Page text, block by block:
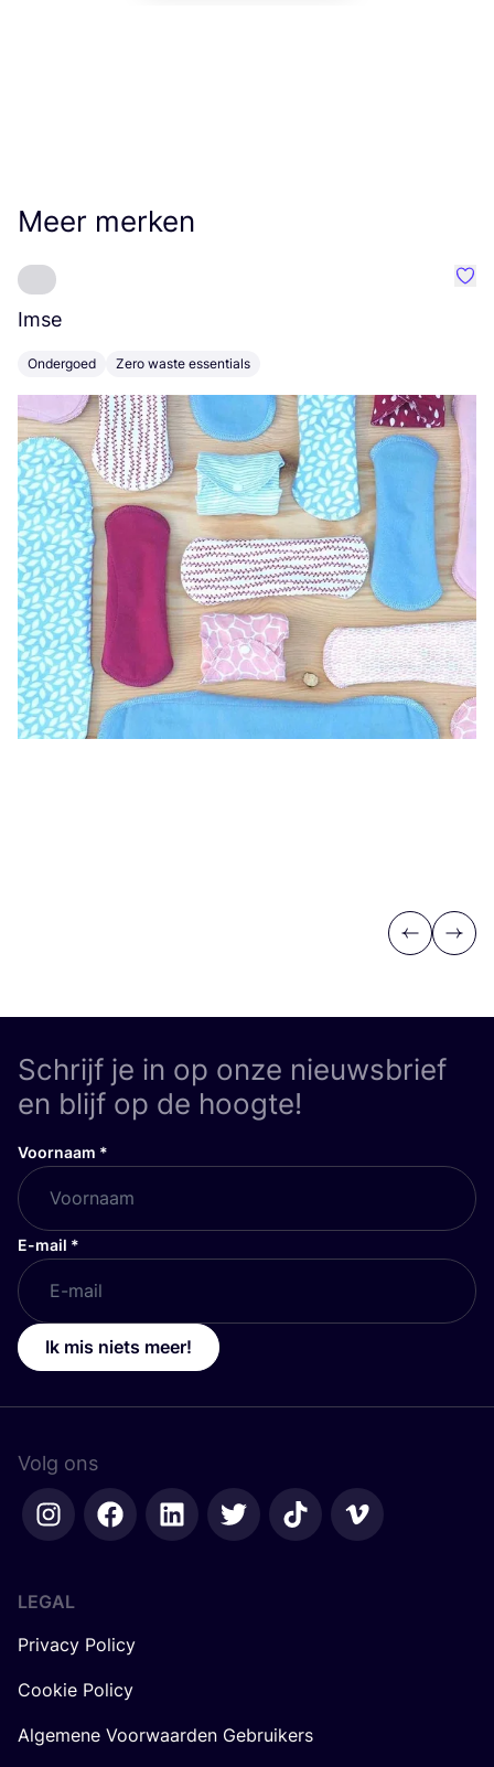
Meer merken
Imse
Ondergoed Zero waste essentials
Previous
Next
Schrijf je in op onze nieuwsbrief
en blijf op de hoogte!
Voornaam *
E-mail *
Ik mis niets meer!
Volg ons
LEGAL
Privacy Policy
Cookie Policy
Algemene Voorwaarden Gebruikers